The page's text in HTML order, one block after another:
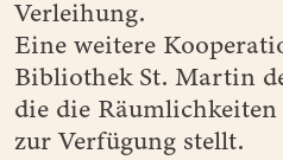
Verleihung.
Eine weitere
Bibliothek St. Martin
die die
zur Verfügung stellt.